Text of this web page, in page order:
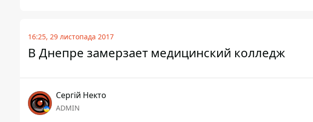
16:25, 29 листопада 2017
В Днепре замерзает медицинский колледж
Сергій Некто
ADMIN